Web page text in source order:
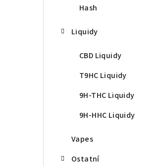
Hash
Liquidy
CBD Liquidy
T9HC Liquidy
9H-THC Liquidy
9H-HHC Liquidy
Vapes
Ostatní